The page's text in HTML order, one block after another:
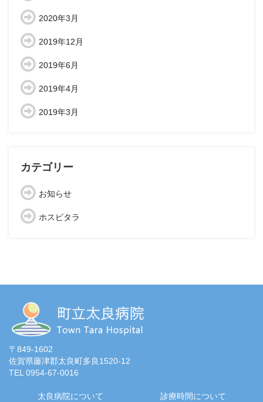
2020年3月
2019年12月
2019年6月
2019年4月
2019年3月
カテゴリー
お知らせ
ホスピタラ
〒849-1602
佐賀県藤津郡太良町多良1520-12
TEL 0954-67-0016
太良病院について 診療時間について